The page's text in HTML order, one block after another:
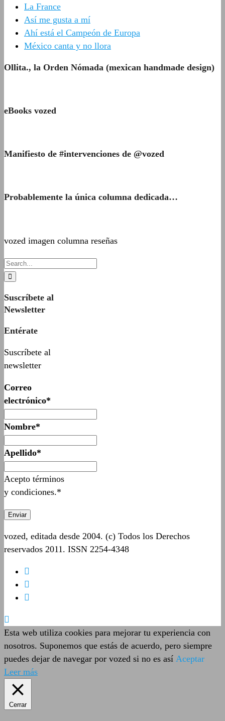
La France
Así me gusta a mí
Ahí está el Campeón de Europa
México canta y no llora
Ollita., la Orden Nómada (mexican handmade design)
eBooks vozed
Manifiesto de #intervenciones de @vozed
Probablemente la única columna dedicada…
vozed imagen columna reseñas
Suscríbete al
Newsletter
Entérate
Suscríbete al
newsletter
Correo
electrónico*
Nombre*
Apellido*
Acepto términos
y condiciones.*
vozed, editada desde 2004. (c) Todos los Derechos
reservados 2011. ISSN 2254-4348
Esta web utiliza cookies para mejorar tu experiencia con
nosotros. Suponemos que estás de acuerdo, pero siempre
puedes dejar de navegar por vozed si no es así Aceptar
Leer más
Cerrar